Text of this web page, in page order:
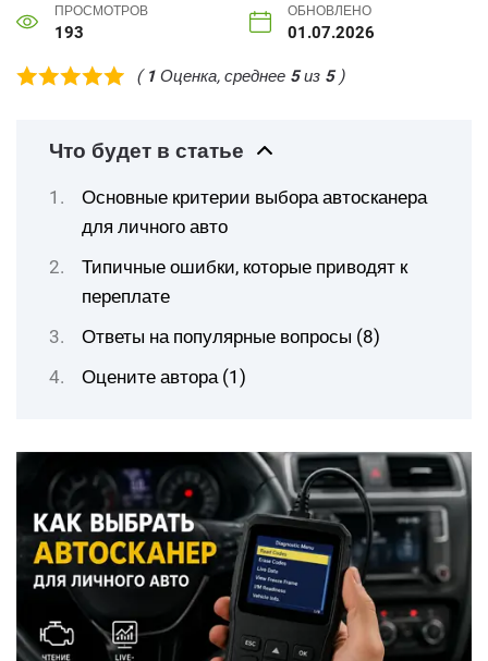
ПРОСМОТРОВ
193
ОБНОВЛЕНО
01.07.2026
( 1 Оценка, среднее 5из 5)
Что будет в статье
Основные критерии выбора автосканера
для личного авто
Типичные ошибки, которые приводят к
переплате
Ответы на популярные вопросы (8)
Оцените автора (1)